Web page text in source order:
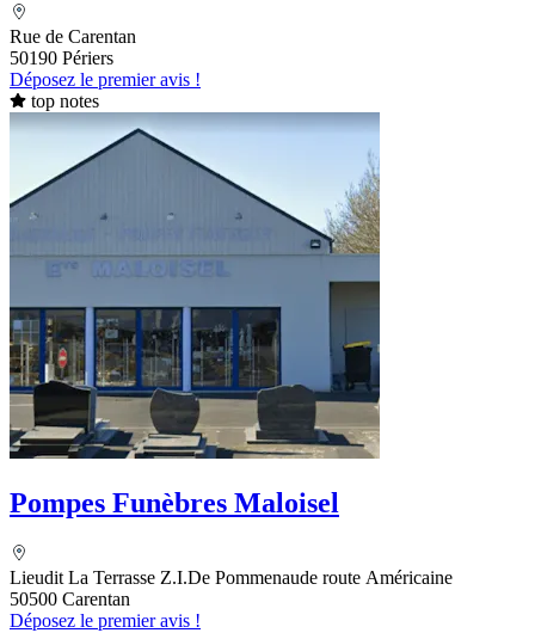
Rue de Carentan
50190 Périers
Déposez le premier avis !
top notes
Pompes Funèbres Maloisel
Lieudit La Terrasse Z.I.De Pommenaude route Américaine
50500 Carentan
Déposez le premier avis !